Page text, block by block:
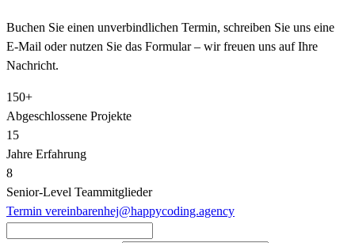
Buchen Sie einen unverbindlichen Termin, schreiben Sie uns eine
E-Mail oder nutzen Sie das Formular – wir freuen uns auf Ihre
Nachricht.
150+
Abgeschlossene Projekte
15
Jahre Erfahrung
8
Senior‑Level Teammitglieder
Termin vereinbarenhej@happycoding.agency